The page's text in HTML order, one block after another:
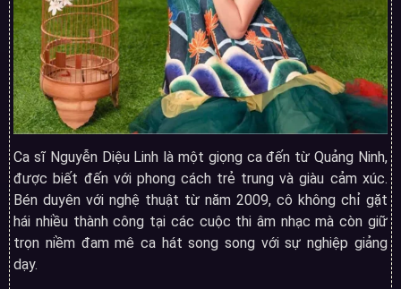
Ca sĩ Nguyễn Diệu Linh là một giọng ca đến từ Quảng Ninh,
được biết đến với phong cách trẻ trung và giàu cảm xúc.
Bén duyên với nghệ thuật từ năm 2009, cô không chỉ gặt
hái nhiều thành công tại các cuộc thi âm nhạc mà còn giữ
trọn niềm đam mê ca hát song song với sự nghiệp giảng
dạy.